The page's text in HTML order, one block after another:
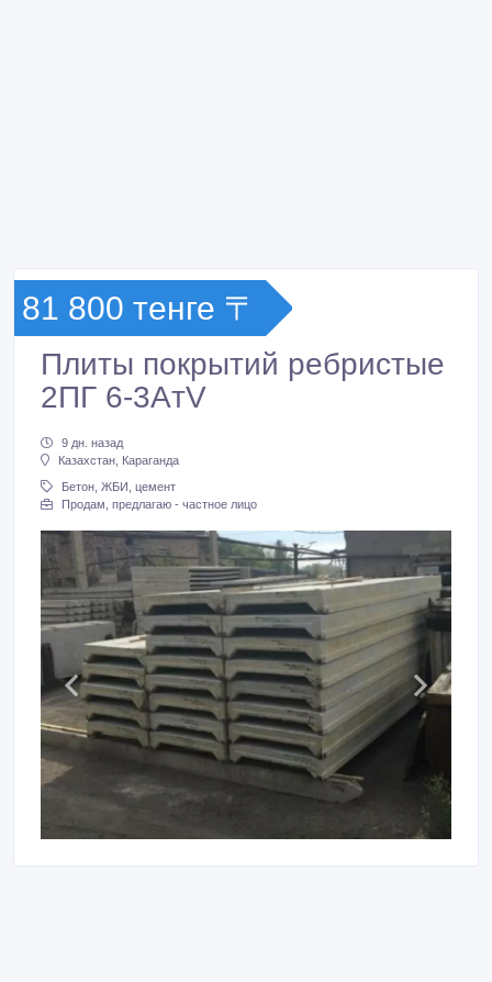
81 800 тенге 〒
Плиты покрытий ребристые
2ПГ 6-3AтV
9 дн. назад
Казахстан, Караганда
Бетон, ЖБИ, цемент
Продам, предлагаю - частное лицо